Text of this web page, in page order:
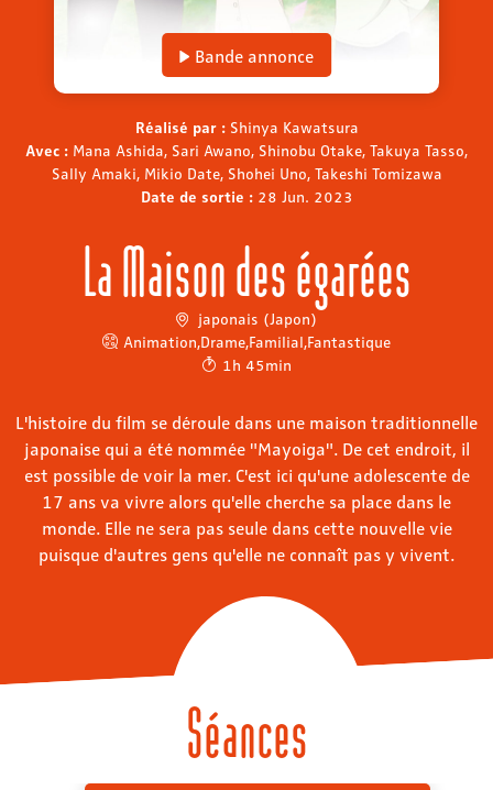
Bande annonce
Réalisé par : Shinya Kawatsura
Avec : Mana Ashida, Sari Awano, Shinobu Otake, Takuya Tasso,
Sally Amaki, Mikio Date, Shohei Uno, Takeshi Tomizawa
Date de sortie : 28 Jun. 2023
La Maison des égarées
japonais (Japon)
Animation,Drame,Familial,Fantastique
1h 45min
L'histoire du film se déroule dans une maison traditionnelle
japonaise qui a été nommée "Mayoiga". De cet endroit, il
est possible de voir la mer. C'est ici qu'une adolescente de
17 ans va vivre alors qu'elle cherche sa place dans le
monde. Elle ne sera pas seule dans cette nouvelle vie
puisque d'autres gens qu'elle ne connaît pas y vivent.
Séances